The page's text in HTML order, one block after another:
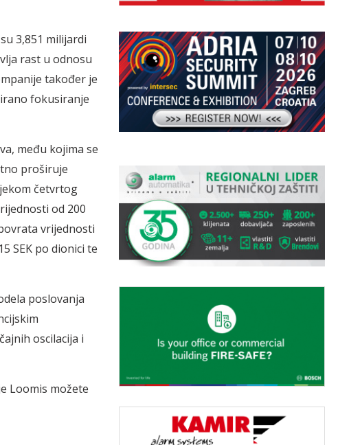
3,851 milijardi
rast u odnosu
također je
fokusiranje
među kojima se
proširuje
četvrtog
od 200
vrijednosti
SEK po dionici te
poslovanja
oscilacija i
Loomis možete